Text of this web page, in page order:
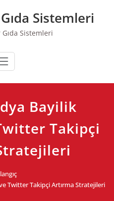
Sistemleri
Sistemleri
Bayilik
Takipçi
Twitter Takipçi Artırma Stratejileri